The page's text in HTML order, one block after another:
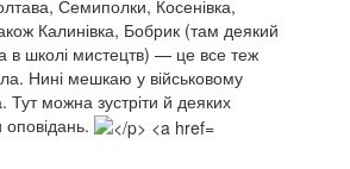
Семиполки, Косенівка,
Калинівка, Бобрик (там деякий
в школі мистецтв) — це все теж
Нині мешкаю у військовому
Тут можна зустріти й деяких
оповідань.